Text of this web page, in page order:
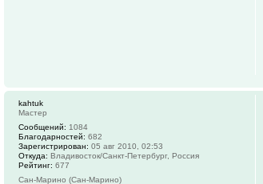
kahtuk
Мастер
Сообщений: 1084
Благодарностей: 682
Зарегистрирован: 05 авг 2010, 02:53
Откуда: Владивосток/Санкт-Петербург, Россия
Рейтинг: 677
Сан-Марино (Сан-Марино)